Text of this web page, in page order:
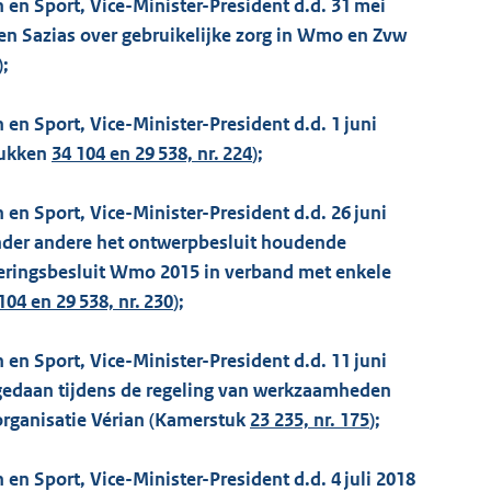
Sport, Vice-Minister-President d.d. 31 mei
Sazias over gebruikelijke zorg in Wmo en Zvw
Sport, Vice-Minister-President d.d. 1 juni
34 104 en 29 538, nr. 224);
Sport, Vice-Minister-President d.d. 26 juni
andere het ontwerpbesluit houdende
Wmo 2015 in verband met enkele
en 29 538, nr. 230);
Sport, Vice-Minister-President d.d. 11 juni
tijdens de regeling van werkzaamheden
Vérian (Kamerstuk 23 235, nr. 175);
Sport, Vice-Minister-President d.d. 4 juli 2018